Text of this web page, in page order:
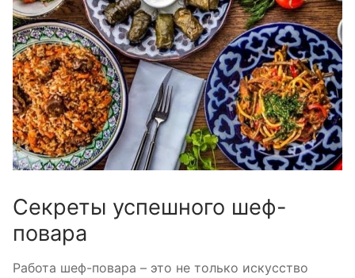
Секреты успешного шеф-
повара
Работа шеф-повара – это не только искусство